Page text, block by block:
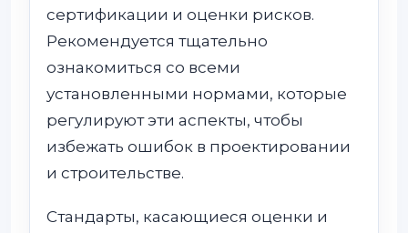
сертификации и оценки рисков.
Рекомендуется тщательно
ознакомиться со всеми
установленными нормами, которые
регулируют эти аспекты, чтобы
избежать ошибок в проектировании
и строительстве.
Стандарты, касающиеся оценки и